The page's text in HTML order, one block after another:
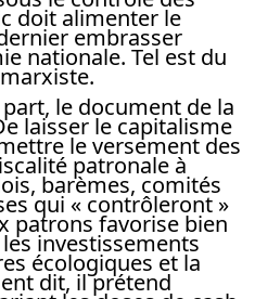
doit alimenter le
embrasser
nationale. Tel est du
le document de la
laisser le capitalisme
le versement des
patronale à
barèmes, comités
qui « contrôleront »
patrons favorise bien
investissements
écologiques et la
dit, il prétend